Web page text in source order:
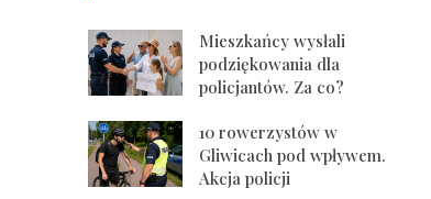
Mieszkańcy wysłali
podziękowania dla
policjantów. Za co?
10 rowerzystów w
Gliwicach pod wpływem.
Akcja policji